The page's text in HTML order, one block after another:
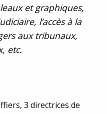
et graphiques,
l’accès à la
aux tribunaux,
etc.
3 directrices de